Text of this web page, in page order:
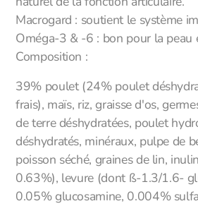
Macrogard : soutient le système
Oméga-3 & -6 : bon pour la peau
Composition :
39% poulet (24% poulet
frais), maïs, riz, graisse d'os,
de terre déshydratées, poulet
déshydratés, minéraux, pulpe de
poisson séché, graines de lin,
0.63%), levure (dont ß-1.3/1.6-
0.05% glucosamine, 0.004%